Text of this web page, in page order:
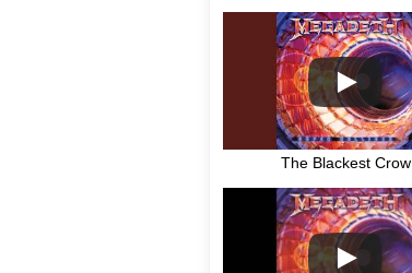
The Blackest Crow